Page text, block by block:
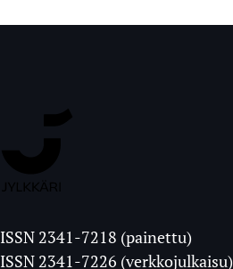
Ylioppilaslehti
ISSN 2341-7218 (painettu)
ISSN 2341-7226 (verkkojulkaisu)